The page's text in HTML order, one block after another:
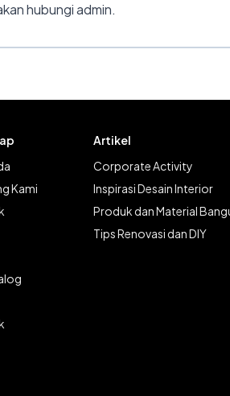
hubungi admin.
Kami
Artikel
Corporate Activity
Inspirasi Desain Interior
Produk dan Material
Tips Renovasi dan DIY